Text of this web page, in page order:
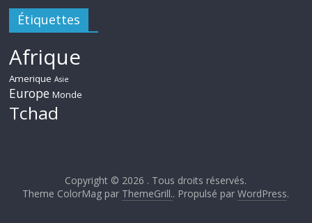
Étiquettes
Afrique
Amerique Asie
Europe Monde
Tchad
Copyright © 2026 . Tous droits réservés.
Theme ColorMag par ThemeGrill.. Propulsé parWordPress.